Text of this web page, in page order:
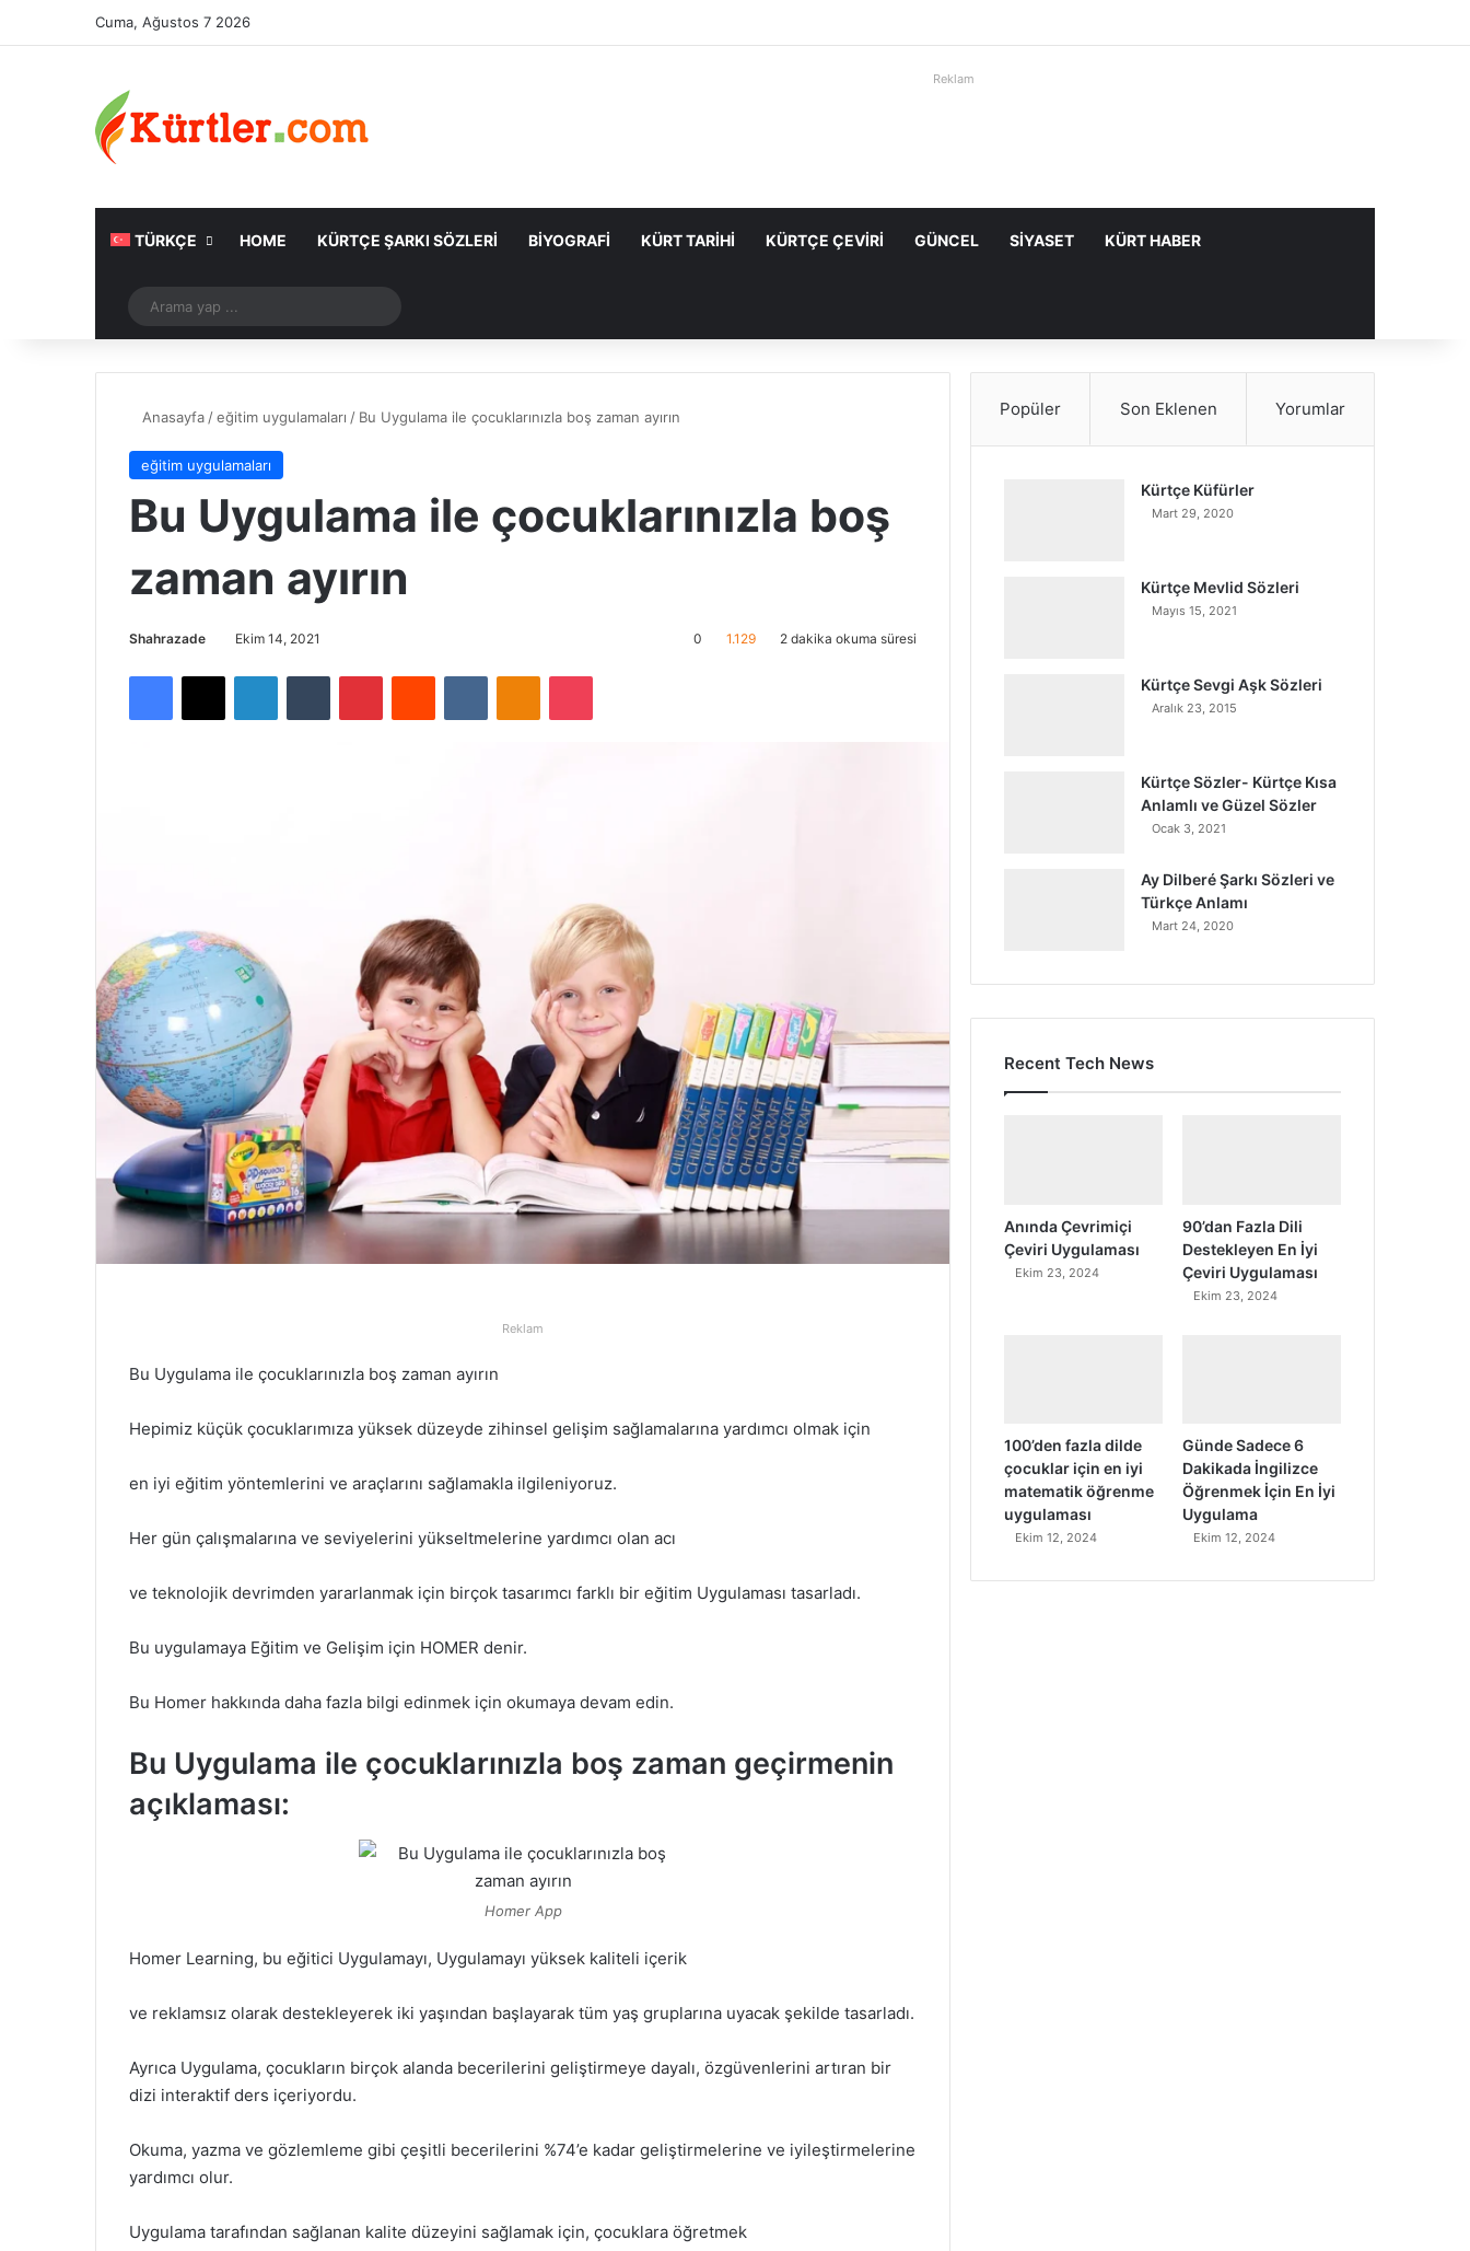
Cuma, Ağustos 7 2026
Reklam
TÜRKÇE HOME KÜRTÇE ŞARKI SÖZLERI BIYOGRAFI KÜRT TARIHI KÜRTÇE ÇEVIRI GÜNCEL SIYASET KÜRT HABER
Rastgele Makale
yap
Anasayfa /eğitim uygulamaları / Bu Uygulama ile çocuklarınızla boş zaman ayırın
eğitim uygulamaları
Bu Uygulama ile çocuklarınızla boş
zaman ayırın
Shahrazade Ekim 14, 2021 0 1.129 2 dakika okuma süresi
Reklam
Bu Uygulama ile çocuklarınızla boş zaman ayırın
Hepimiz küçük çocuklarımıza yüksek düzeyde zihinsel gelişim sağlamalarına yardımcı olmak için
en iyi eğitim yöntemlerini ve araçlarını sağlamakla ilgileniyoruz.
Her gün çalışmalarına ve seviyelerini yükseltmelerine yardımcı olan acı
ve teknolojik devrimden yararlanmak için birçok tasarımcı farklı bir eğitim Uygulaması tasarladı.
Bu uygulamaya Eğitim ve Gelişim için HOMER denir.
Bu Homer hakkında daha fazla bilgi edinmek için okumaya devam edin.
Bu Uygulama ile çocuklarınızla boş zaman geçirmenin
açıklaması:
Homer App
Homer Learning, bu eğitici Uygulamayı, Uygulamayı yüksek kaliteli içerik
ve reklamsız olarak destekleyerek iki yaşından başlayarak tüm yaş gruplarına uyacak şekilde tasarladı.
Ayrıca Uygulama, çocukların birçok alanda becerilerini geliştirmeye dayalı, özgüvenlerini artıran bir
dizi interaktif ders içeriyordu.
Okuma, yazma ve gözlemleme gibi çeşitli becerilerini %74’e kadar geliştirmelerine ve iyileştirmelerine
yardımcı olur.
Uygulama tarafından sağlanan kalite düzeyini sağlamak için, çocuklara öğretmek
Popüler Son Eklenen Yorumlar
Kürtçe Küfürler
Mart 29, 2020
Kürtçe Mevlid Sözleri
Mayıs 15, 2021
Kürtçe Sevgi Aşk Sözleri
Aralık 23, 2015
Kürtçe Sözler- Kürtçe Kısa
Anlamlı ve Güzel Sözler
Ocak 3, 2021
Ay Dilberé Şarkı Sözleri ve
Türkçe Anlamı
Mart 24, 2020
Recent Tech News
Anında Çevrimiçi
Çeviri Uygulaması
Ekim 23, 2024
90’dan Fazla Dili
Destekleyen En İyi
Çeviri Uygulaması
Ekim 23, 2024
100’den fazla dilde
çocuklar için en iyi
matematik öğrenme
uygulaması
Ekim 12, 2024
Günde Sadece 6
Dakikada İngilizce
Öğrenmek İçin En İyi
Uygulama
Ekim 12, 2024